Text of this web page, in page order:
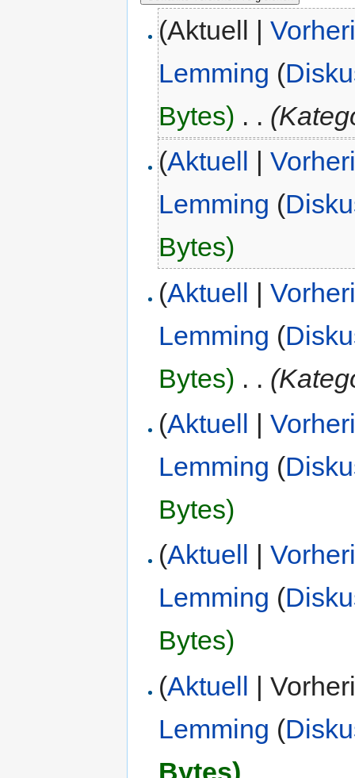
(Aktuell |
Lemming (
Bytes) . .
(Aktuell |
Lemming (
Bytes)
(Aktuell |
Lemming (
Bytes) . .
(Aktuell |
Lemming (
Bytes)
(Aktuell |
Lemming (
Bytes)
(Aktuell |
Lemming (
Bytes)